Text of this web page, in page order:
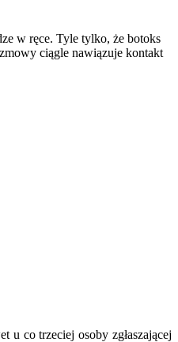
w ręce. Tyle tylko, że botoks
ciągle nawiązuje kontakt
u co trzeciej osoby zgłaszającej